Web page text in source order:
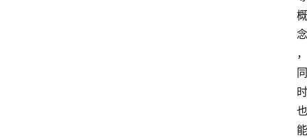
概
念
，
同
时
也
能